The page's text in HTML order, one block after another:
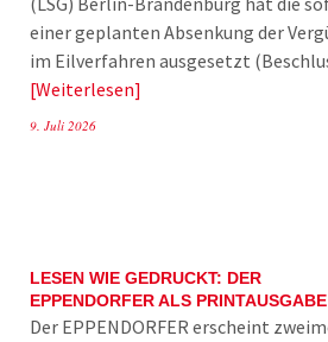
einer geplanten Absenkung der
im Eilverfahren ausgesetzt
Weiterlesen
9. Juli 2026
LESEN WIE GEDRUCKT: DER
EPPENDORFER ALS PRINTAUSGABE
Der EPPENDORFER erscheint